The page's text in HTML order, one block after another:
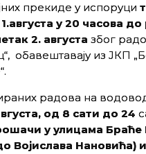
прекиде у испоруци т
1.августа у 20 часова до
2. августа због
обавештавају из ЈКП
радова на
од 8 сати до 24
у улицама Браће
Војислава Нановића)